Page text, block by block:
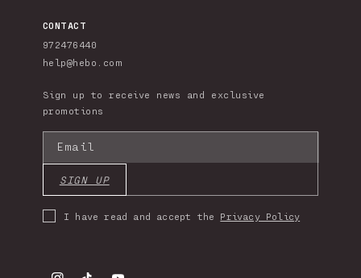
CONTACT
972476440
help@hebo.com
Sign up to receive news and exclusive
promotions
Email
SIGN UP
I have read and accept the Privacy Policy